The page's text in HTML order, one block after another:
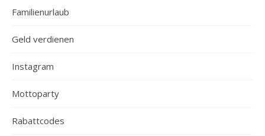
Familienurlaub
Geld verdienen
Instagram
Mottoparty
Rabattcodes